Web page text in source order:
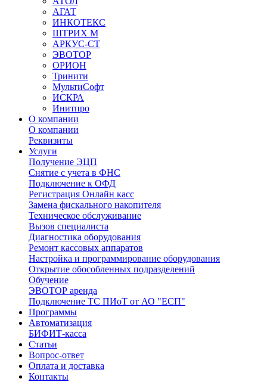
АГАТ
ИНКОТЕКС
ШТРИХ М
АРКУС-СТ
ЭВОТОР
ОРИОН
Тринити
МультиСофт
ИСКРА
Инитпро
О компании
О компании
Реквизиты
Услуги
Получение ЭЦП
Снятие с учета в ФНС
Подключение к ОФД
Регистрация Онлайн касс
Замена фискального накопителя
Техническое обслуживание
Вызов специалиста
Диагностика оборудования
Ремонт кассовых аппаратов
Настройка и программирование оборудования
Открытие обособленных подразделений
Обучение
ЭВОТОР аренда
Подключение ТС ПИоТ от АО "ЕСП"
Программы
Автоматизация
БИФИТ-касса
Статьи
Вопрос-ответ
Оплата и доставка
Контакты